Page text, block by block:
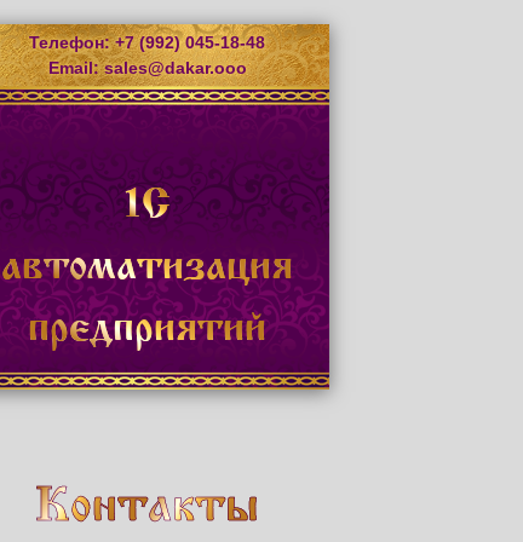
1С
автоматизация
предприятий
Телефон: +7 (992) 045-18-48
Email:sales@dakar.ooo